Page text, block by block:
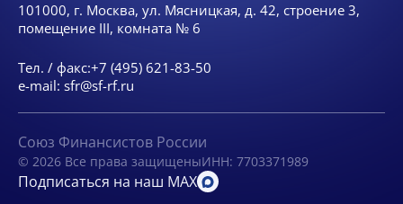
101000, г. Москва, ул. Мясницкая, д. 42, строение 3,
помещение III, комната № 6
Тел. / факс:+7 (495) 621-83-50
e-mail: sfr@sf-rf.ru
Союз Финансистов России
© 2026 Все права защищеныИНН: 7703371989
Подписаться на наш MAX